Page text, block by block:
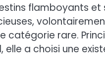
flamboyants et
catégorie rare.
a choisi une